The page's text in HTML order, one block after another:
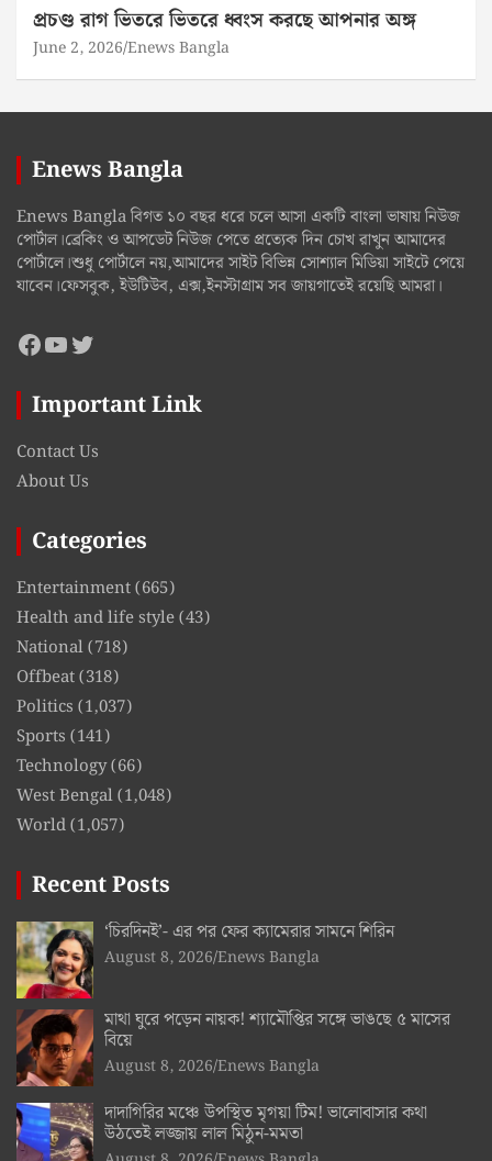
প্রচণ্ড রাগ ভিতরে ভিতরে ধ্বংস করছে আপনার অঙ্গ
June 2, 2026 Enews Bangla
Enews Bangla
Enews Bangla বিগত ১০ বছর ধরে চলে আসা একটি বাংলা ভাষায় নিউজ
পোর্টাল।ব্রেকিং ও আপডেট নিউজ পেতে প্রত্যেক দিন চোখ রাখুন আমাদের
পোর্টালে।শুধু পোর্টালে নয়,আমাদের সাইট বিভিন্ন সোশ্যাল মিডিয়া সাইটে পেয়ে
যাবেন।ফেসবুক, ইউটিউব, এক্স,ইনস্টাগ্রাম সব জায়গাতেই রয়েছি আমরা।
Facebook
YouTube
Twitter
Important Link
Contact Us
About Us
Categories
Entertainment(665)
Health and life style(43)
National(718)
Offbeat(318)
Politics (1,037)
Sports (141)
Technology(66)
West Bengal(1,048)
World(1,057)
Recent Posts
‘চিরদিনই’- এর পর ফের ক্যামেরার সামনে শিরিন
August 8, 2026 Enews Bangla
মাথা ঘুরে পড়েন নায়ক! শ্যামৌপ্তির সঙ্গে ভাঙছে ৫ মাসের
বিয়ে
August 8, 2026 Enews Bangla
দাদাগিরির মঞ্চে উপস্থিত মৃগয়া টিম! ভালোবাসার কথা
উঠতেই লজ্জায় লাল মিঠুন-মমতা